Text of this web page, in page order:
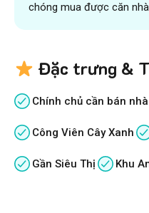
chóng mua được căn
Đặc trưng &
Chính chủ cần bán
Công Viên Cây Xanh
Gần Siêu Thị Khu